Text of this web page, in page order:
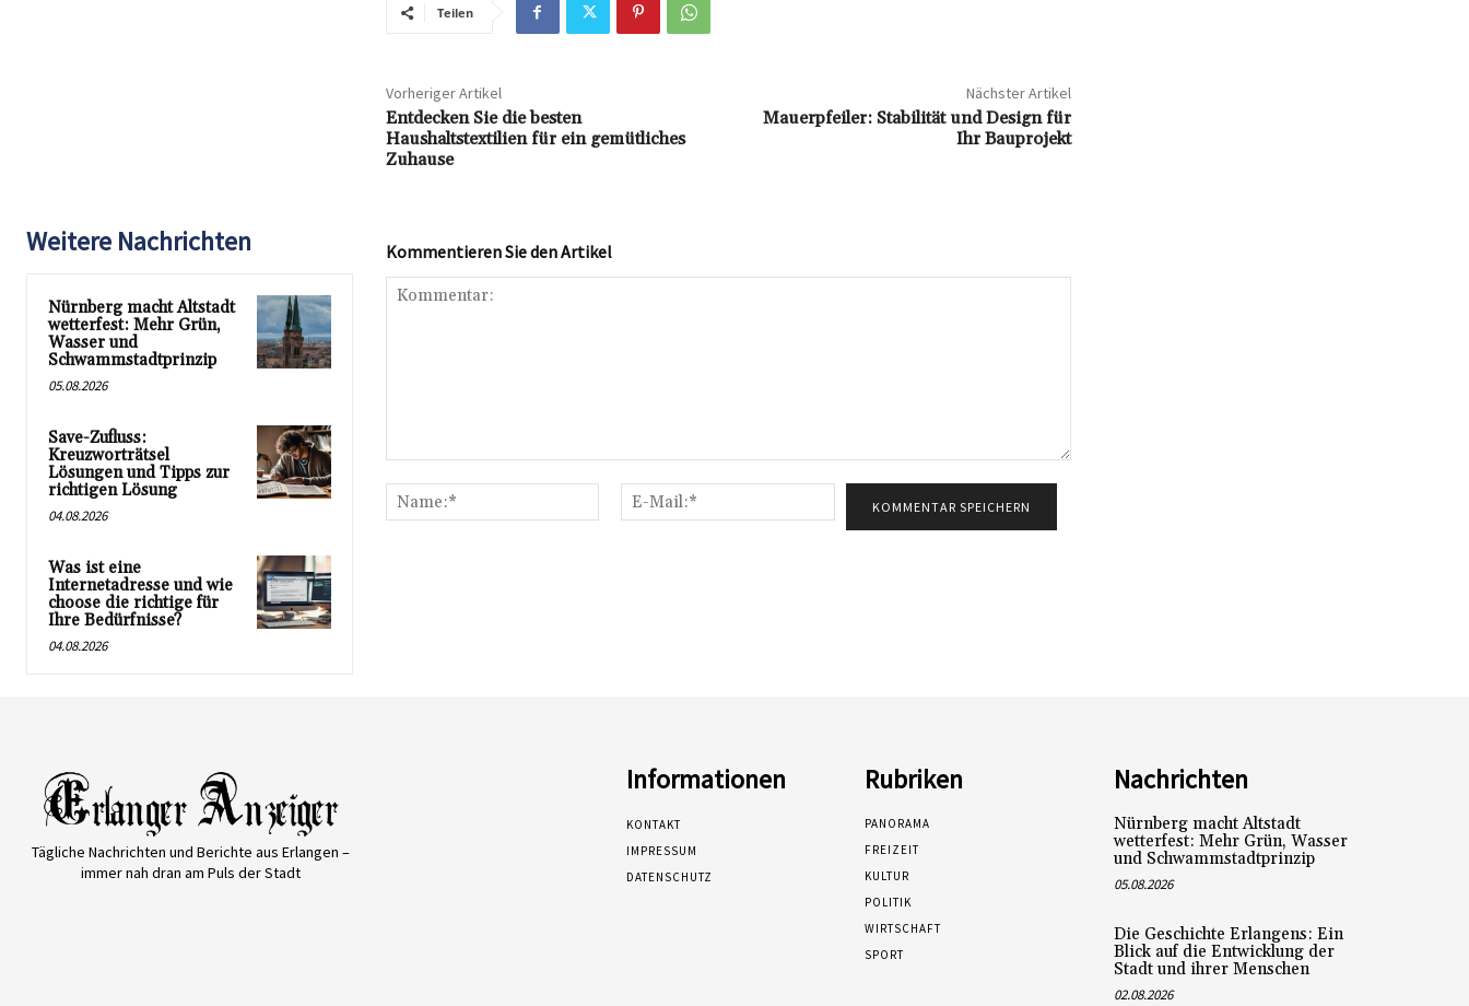
Teilen
Vorheriger Artikel
Entdecken Sie die besten
Haushaltstextilien für ein gemütliches
Zuhause
Nächster Artikel
Mauerpfeiler: Stabilität und Design für
Ihr Bauprojekt
Weitere Nachrichten
Nürnberg macht Altstadt
wetterfest: Mehr Grün,
Wasser und
Schwammstadtprinzip
05.08.2026
Save-Zufluss:
Kreuzworträtsel
Lösungen und Tipps zur
richtigen Lösung
04.08.2026
Was ist eine
Internetadresse und wie
choose die richtige für
Ihre Bedürfnisse?
04.08.2026
Kommentieren Sie den Artikel
Name:*
Mail:*
Tägliche Nachrichten und Berichte aus Erlangen –
immer nah dran am Puls der Stadt
Informationen
KONTAKT
IMPRESSUM
DATENSCHUTZ
Rubriken
PANORAMA
FREIZEIT
KULTUR
POLITIK
WIRTSCHAFT
SPORT
Nachrichten
Nürnberg macht Altstadt
wetterfest: Mehr Grün, Wasser
und Schwammstadtprinzip
05.08.2026
Die Geschichte Erlangens: Ein
Blick auf die Entwicklung der
Stadt und ihrer Menschen
02.08.2026